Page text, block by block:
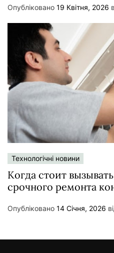
Опубліковано 19 Квітня, 2026
Технологічні новини
Когда стоит
срочного ремонта
Опубліковано 14 Січня, 2026